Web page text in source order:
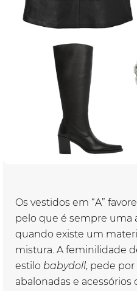
Os vestidos em “A”
pelo que é sempre uma
quando existe um
mistura. A feminilidade
estilo babydoll, pede
abalonadas e